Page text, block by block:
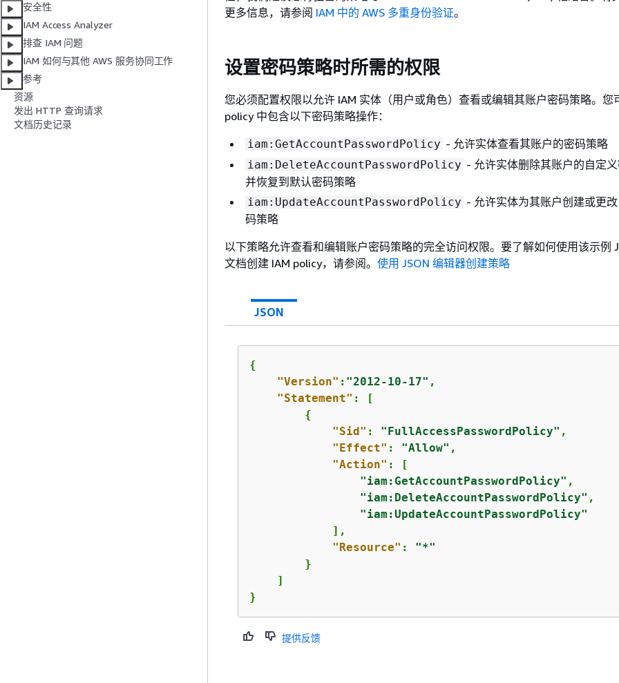
安全性
IAM Access Analyzer
排查 IAM 问题
IAM 如何与其他 AWS 服务协同工作
参考
资源
发出 HTTP 查询请求
文档历史记录
更多信息，请参阅 IAM 中的 AWS 多重身份验证。
设置密码策略时所需的权限
您必须配置权限以允许 IAM 实体（用户或角色）查看或编辑其账户密码策略。您
policy 中包含以下密码策略操作：
iam:GetAccountPasswordPolicy - 允许实体查看其账户的密码策略
iam:DeleteAccountPasswordPolicy - 允许实体删除其账户的自定
并恢复到默认密码策略
iam:UpdateAccountPasswordPolicy - 允许实体为其账户创建或更
码策略
以下策略允许查看和编辑账户密码策略的完全访问权限。要了解如何使用该示例
文档创建 IAM policy，请参阅。 使用 JSON 编辑器创建策略
JSON
{
"Version" : "2012-10-17" ,
"Statement" : [
{
"Sid" : "FullAccessPasswordPolicy" ,
"Effect" : "Allow" ,
"Action" : [
"iam:GetAccountPasswordPolicy" ,
"iam:DeleteAccountPasswordPolicy" ,
"iam:UpdateAccountPasswordPolicy"
            ],
"Resource" : "*"
        }
    ]
}
提供反馈